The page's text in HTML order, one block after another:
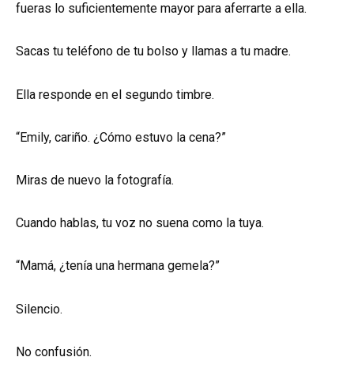
fueras lo suficientemente mayor para aferrarte a ella.
Sacas tu teléfono de tu bolso y llamas a tu madre.
Ella responde en el segundo timbre.
“Emily, cariño. ¿Cómo estuvo la cena?”
Miras de nuevo la fotografía.
Cuando hablas, tu voz no suena como la tuya.
“Mamá, ¿tenía una hermana gemela?”
Silencio.
No confusión.